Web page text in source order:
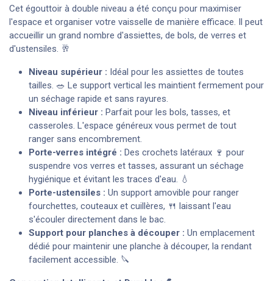
Cet égouttoir à double niveau a été conçu pour maximiser
l'espace et organiser votre vaisselle de manière efficace. Il peut
accueillir un grand nombre d'assiettes, de bols, de verres et
d'ustensiles. 🥂
Niveau supérieur : Idéal pour les assiettes de toutes
tailles. 🥗 Le support vertical les maintient fermement pour
un séchage rapide et sans rayures.
Niveau inférieur : Parfait pour les bols, tasses, et
casseroles. L'espace généreux vous permet de tout
ranger sans encombrement.
Porte-verres intégré : Des crochets latéraux 🍷 pour
suspendre vos verres et tasses, assurant un séchage
hygiénique et évitant les traces d'eau. 💧
Porte-ustensiles : Un support amovible pour ranger
fourchettes, couteaux et cuillères, 🍴 laissant l'eau
s'écouler directement dans le bac.
Support pour planches à découper : Un emplacement
dédié pour maintenir une planche à découper, la rendant
facilement accessible. 🔪